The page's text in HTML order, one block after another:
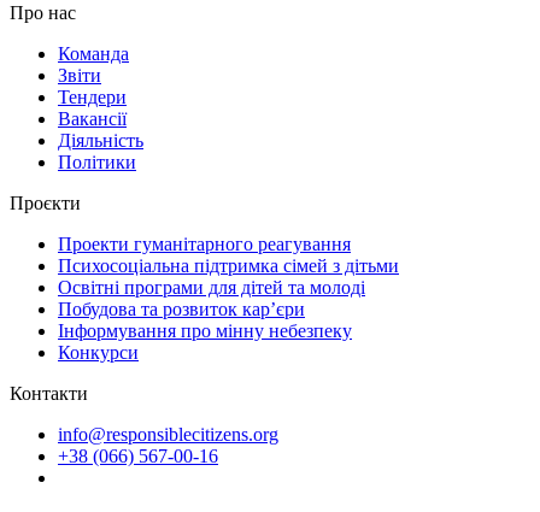
Про нас
Команда
Звіти
Тендери
Вакансії
Діяльність
Політики
Проєкти
Проекти гуманітарного реагування
Психосоціальна підтримка сімей з дітьми
Освітні програми для дітей та молоді
Побудова та розвиток кар’єри
Інформування про мінну небезпеку
Конкурси
Контакти
info@responsiblecitizens.org
+38 (066) 567-00-16